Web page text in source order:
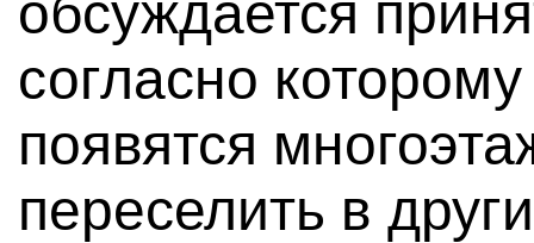
обсуждается
согласно
появятся
переселить в